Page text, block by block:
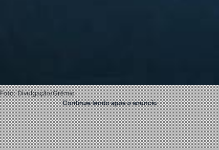
Foto: Divulgação/Grêmio
Continue lendo após o anúncio